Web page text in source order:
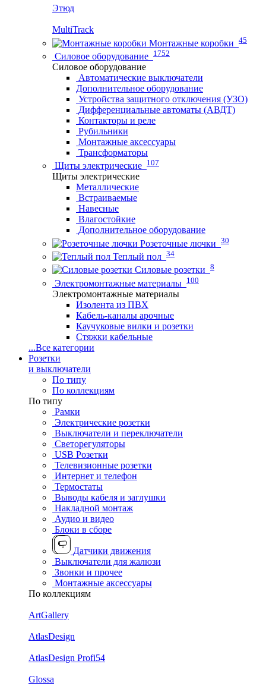
Этюд
MultiTrack
Монтажные коробки 45
Силовое оборудование 1752
Силовое оборудование
Автоматические выключатели
Дополнительное оборудование
Устройства защитного отключения (УЗО)
Дифференциальные автоматы (АВДТ)
Контакторы и реле
Рубильники
Монтажные аксессуары
Трансформаторы
Щиты электрические 107
Щиты электрические
Металлические
Встраиваемые
Навесные
Влагостойкие
Дополнительное оборудование
Розеточные лючки 30
Теплый пол 34
Силовые розетки 8
Электромонтажные материалы 100
Электромонтажные материалы
Изолента из ПВХ
Кабель-каналы арочные
Каучуковые вилки и розетки
Стяжки кабельные
...Все категории
Розетки
и выключатели
По типу
По коллекциям
По типу
Рамки
Электрические розетки
Выключатели и переключатели
Светорегуляторы
USB Розетки
Телевизионные розетки
Интернет и телефон
Термостаты
Выводы кабеля и заглушки
Накладной монтаж
Аудио и видео
Блоки в сборе
Датчики движения
Выключатели для жалюзи
Звонки и прочее
Монтажные аксессуары
По коллекциям
ArtGallery
AtlasDesign
AtlasDesign Profi54
Glossa